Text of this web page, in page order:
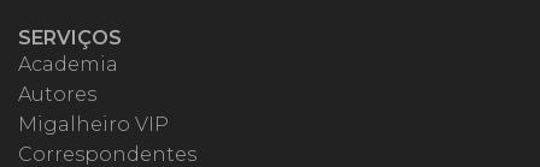
SERVIÇOS
Academia
Autores
Migalheiro VIP
Correspondentes